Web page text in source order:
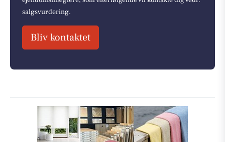
salgsvurdering.
Bliv kontaktet